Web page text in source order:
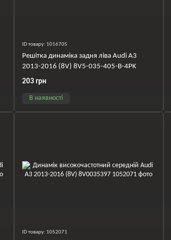
ID товару: 1016705
Решітка динаміка задня ліва Audi A3
2013-2016 (8V) 8V5-035-405-B-4PK
203 грн
В наявності
ID товару: 1052071